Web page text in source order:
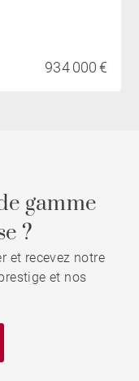
934 000 €
gamme
?
et recevez notre
et nos